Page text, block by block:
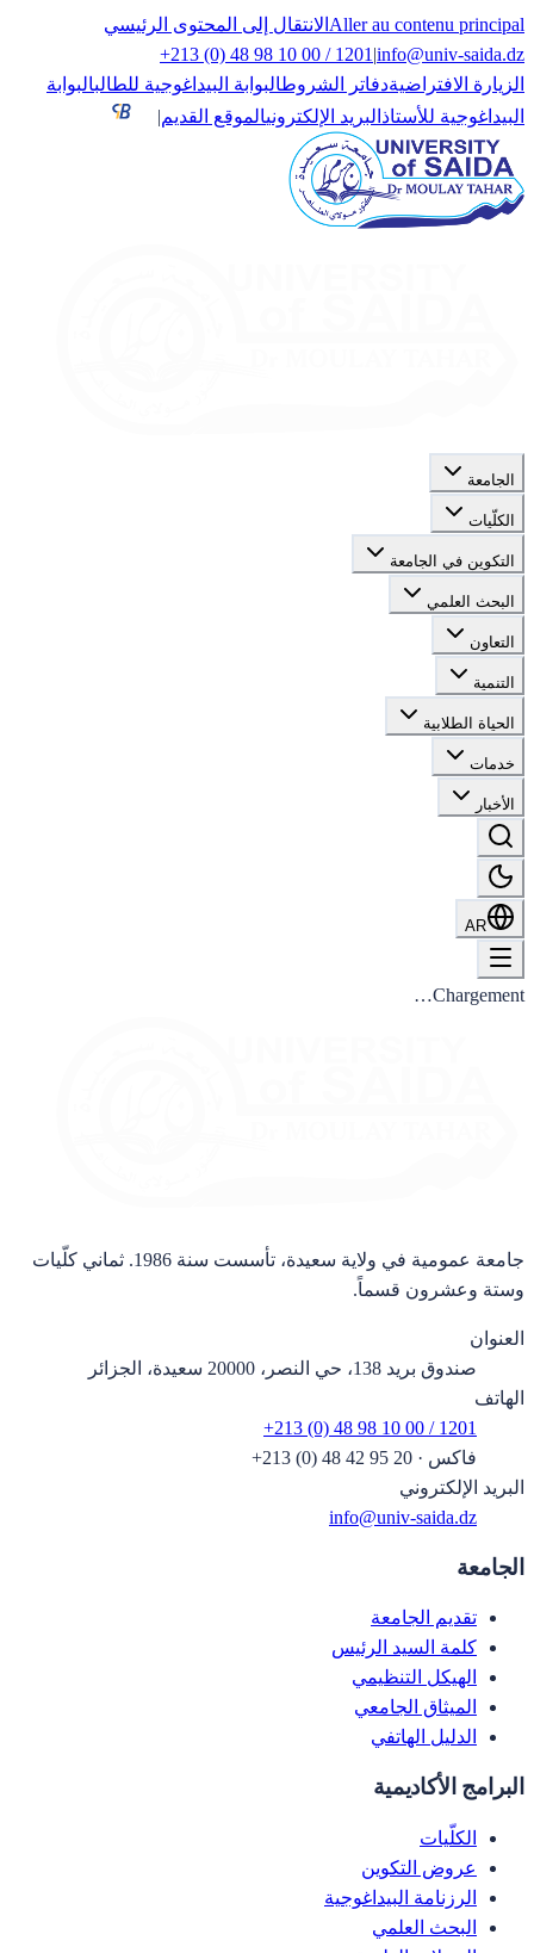
Aller au contenu principal الانتقال إلى المحتوى الرئيسي
info@univ-saida.dz
|
+213 (0) 48 98 10 00 / 1201
الزيارة الافتراضيةدفاتر الشروطالبوابة البيداغوجية للطالبالبوابة
البيداغوجية للأستاذ البريد الإلكترونيالموقع القديم|
الجامعة
الكلّيات
التكوين في الجامعة
البحث العلمي
التعاون
التنمية
الحياة الطلابية
خدمات
الأخبار
AR
Chargement…
جامعة عمومية في ولاية سعيدة، تأسست سنة 1986. ثماني كلّيات
وستة وعشرون قسماً.
العنوان
صندوق بريد 138، حي النصر، 20000 سعيدة، الجزائر
الهاتف
+213 (0) 48 98 10 00 / 1201
فاكس ·
+213 (0) 48 42 95 20
البريد الإلكتروني
info@univ-saida.dz
الجامعة
تقديم الجامعة
كلمة السيد الرئيس
الهيكل التنظيمي
الميثاق الجامعي
الدليل الهاتفي
البرامج الأكاديمية
الكلّيات
عروض التكوين
الرزنامة البيداغوجية
البحث العلمي